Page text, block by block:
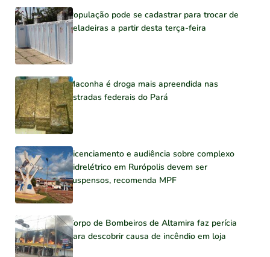
População pode se cadastrar para trocar de
geladeiras a partir desta terça-feira
Maconha é droga mais apreendida nas
estradas federais do Pará
Licenciamento e audiência sobre complexo
hidrelétrico em Rurópolis devem ser
suspensos, recomenda MPF
Corpo de Bombeiros de Altamira faz perícia
para descobrir causa de incêndio em loja